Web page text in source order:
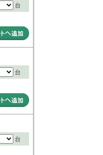
台
台
台